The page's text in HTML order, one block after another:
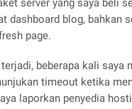
server yang saya beli
dashboard blog, bahkan
page.
beberapa kali saya
timeout ketika
laporkan penyedia